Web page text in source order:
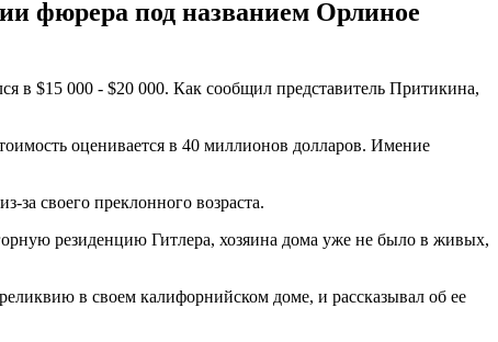
фюрера под названием Орлиное
в $15 000 - $20 000. Как сообщил представитель Притикина,
оценивается в 40 миллионов долларов. Имение
своего преклонного возраста.
резиденцию Гитлера, хозяина дома уже не было в живых,
в своем калифорнийском доме, и рассказывал об ее